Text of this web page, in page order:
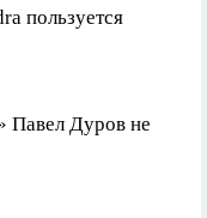
пользуется
Павел Дуров не